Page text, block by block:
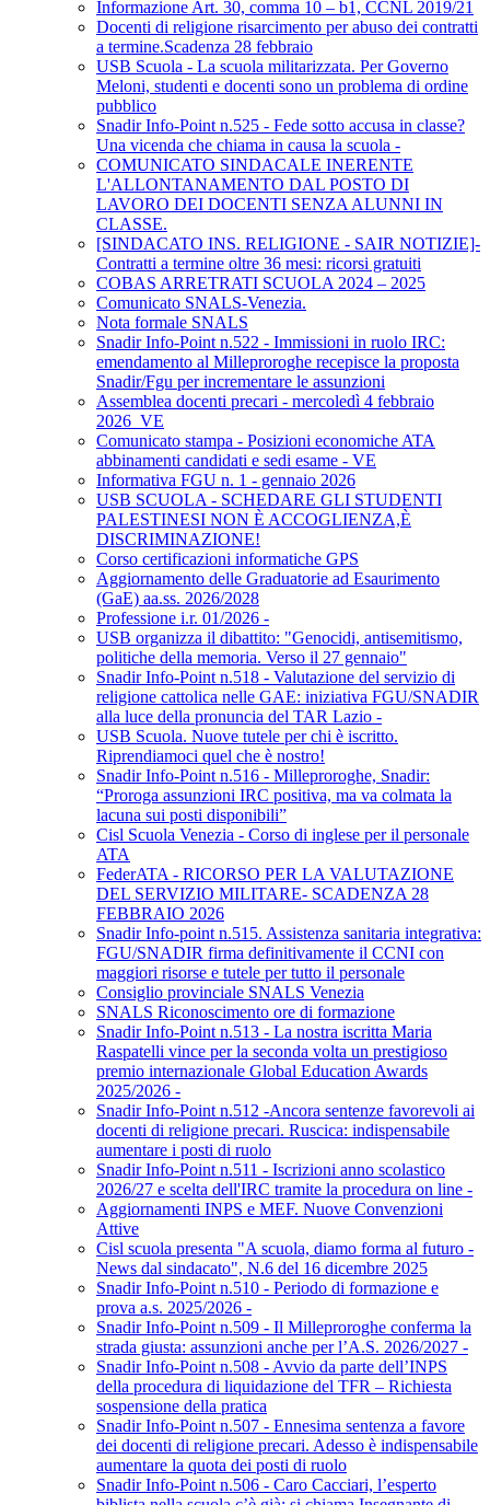
Informazione Art. 30, comma 10 – b1, CCNL 2019/21
Docenti di religione risarcimento per abuso dei contratti
a termine.Scadenza 28 febbraio
USB Scuola - La scuola militarizzata. Per Governo
Meloni, studenti e docenti sono un problema di ordine
pubblico
Snadir Info-Point n.525 - Fede sotto accusa in classe?
Una vicenda che chiama in causa la scuola -
COMUNICATO SINDACALE INERENTE
L'ALLONTANAMENTO DAL POSTO DI
LAVORO DEI DOCENTI SENZA ALUNNI IN
CLASSE.
[SINDACATO INS. RELIGIONE - SAIR NOTIZIE]-
Contratti a termine oltre 36 mesi: ricorsi gratuiti
COBAS ARRETRATI SCUOLA 2024 – 2025
Comunicato SNALS-Venezia.
Nota formale SNALS
Snadir Info-Point n.522 - Immissioni in ruolo IRC:
emendamento al Milleproroghe recepisce la proposta
Snadir/Fgu per incrementare le assunzioni
Assemblea docenti precari - mercoledì 4 febbraio
2026_VE
Comunicato stampa - Posizioni economiche ATA
abbinamenti candidati e sedi esame - VE
Informativa FGU n. 1 - gennaio 2026
USB SCUOLA - SCHEDARE GLI STUDENTI
PALESTINESI NON È ACCOGLIENZA,È
DISCRIMINAZIONE!
Corso certificazioni informatiche GPS
Aggiornamento delle Graduatorie ad Esaurimento
(GaE) aa.ss. 2026/2028
Professione i.r. 01/2026 -
USB organizza il dibattito: "Genocidi, antisemitismo,
politiche della memoria. Verso il 27 gennaio"
Snadir Info-Point n.518 - Valutazione del servizio di
religione cattolica nelle GAE: iniziativa FGU/SNADIR
alla luce della pronuncia del TAR Lazio -
USB Scuola. Nuove tutele per chi è iscritto.
Riprendiamoci quel che è nostro!
Snadir Info-Point n.516 - Milleproroghe, Snadir:
“Proroga assunzioni IRC positiva, ma va colmata la
lacuna sui posti disponibili”
Cisl Scuola Venezia - Corso di inglese per il personale
ATA
FederATA - RICORSO PER LA VALUTAZIONE
DEL SERVIZIO MILITARE- SCADENZA 28
FEBBRAIO 2026
Snadir Info-point n.515. Assistenza sanitaria integrativa:
FGU/SNADIR firma definitivamente il CCNI con
maggiori risorse e tutele per tutto il personale
Consiglio provinciale SNALS Venezia
SNALS Riconoscimento ore di formazione
Snadir Info-Point n.513 - La nostra iscritta Maria
Raspatelli vince per la seconda volta un prestigioso
premio internazionale Global Education Awards
2025/2026 -
Snadir Info-Point n.512 -Ancora sentenze favorevoli ai
docenti di religione precari. Ruscica: indispensabile
aumentare i posti di ruolo
Snadir Info-Point n.511 - Iscrizioni anno scolastico
2026/27 e scelta dell'IRC tramite la procedura on line -
Aggiornamenti INPS e MEF. Nuove Convenzioni
Attive
Cisl scuola presenta "A scuola, diamo forma al futuro -
News dal sindacato", N.6 del 16 dicembre 2025
Snadir Info-Point n.510 - Periodo di formazione e
prova a.s. 2025/2026 -
Snadir Info-Point n.509 - Il Milleproroghe conferma la
strada giusta: assunzioni anche per l’A.S. 2026/2027 -
Snadir Info-Point n.508 - Avvio da parte dell’INPS
della procedura di liquidazione del TFR – Richiesta
sospensione della pratica
Snadir Info-Point n.507 - Ennesima sentenza a favore
dei docenti di religione precari. Adesso è indispensabile
aumentare la quota dei posti di ruolo
Snadir Info-Point n.506 - Caro Cacciari, l’esperto